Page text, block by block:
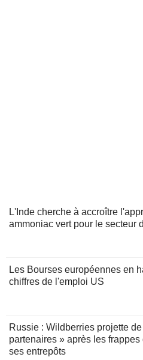
L'Inde cherche à accroître
ammoniac vert pour le secteur
Les Bourses européennes en
chiffres de l'emploi US
Russie : Wildberries projette
partenaires » après les
ses entrepôts